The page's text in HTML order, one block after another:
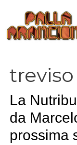
contenuto
treviso
La
da
prossima